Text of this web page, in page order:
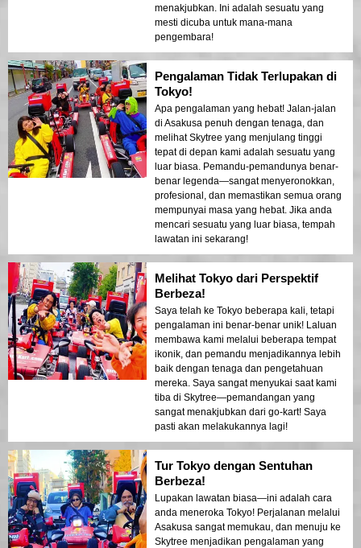
menakjubkan. Ini adalah sesuatu yang
mesti dicuba untuk mana-mana
pengembara!
Pengalaman Tidak Terlupakan di
Tokyo!
Apa pengalaman yang hebat! Jalan-jalan
di Asakusa penuh dengan tenaga, dan
melihat Skytree yang menjulang tinggi
tepat di depan kami adalah sesuatu yang
luar biasa. Pemandu-pemandunya benar-
benar legenda—sangat menyeronokkan,
profesional, dan memastikan semua orang
mempunyai masa yang hebat. Jika anda
mencari sesuatu yang luar biasa, tempah
lawatan ini sekarang!
Melihat Tokyo dari Perspektif
Berbeza!
Saya telah ke Tokyo beberapa kali, tetapi
pengalaman ini benar-benar unik! Laluan
membawa kami melalui beberapa tempat
ikonik, dan pemandu menjadikannya lebih
baik dengan tenaga dan pengetahuan
mereka. Saya sangat menyukai saat kami
tiba di Skytree—pemandangan yang
sangat menakjubkan dari go-kart! Saya
pasti akan melakukannya lagi!
Tur Tokyo dengan Sentuhan
Berbeza!
Lupakan lawatan biasa—ini adalah cara
anda meneroka Tokyo! Perjalanan melalui
Asakusa sangat memukau, dan menuju ke
Skytree menjadikan pengalaman yang